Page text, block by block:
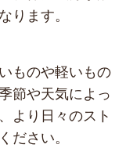
ります。
ものや軽いもの
節や天気によっ
より日々のスト
ださい。